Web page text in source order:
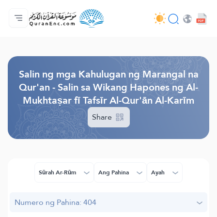
Ang Pangunahin
Indise ng mga Salin
Audio
Mga Serbisyo ng mga Developer - API
Tungkol
makipag-ugnayan sa amin
Ang Wika
Salin ng mga Kahulugan ng Marangal na
Qur'an - Salin sa Wikang Hapones ng Al-
Mukhtaṣar fī Tafsīr Al-Qur'ān Al-Karīm
Share
Sūrah Ar-Rūm Ang Pahina Ayah
Numero ng Pahina: 404